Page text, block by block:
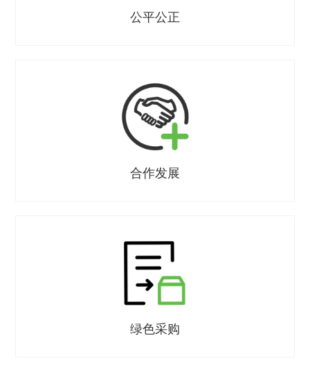
公平公正
合作发展
绿色采购